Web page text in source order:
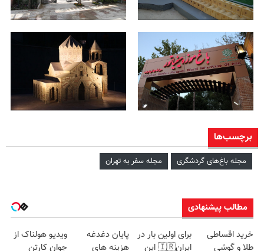
برچسب‌ها
مجله باغ‌های گردشگری مجله سفر به تهران
مطالب پیشنهادی
خرید اقساطی
طلا و گوشی
برای اولین بار در
ایران🇮🇷 این
پایان دغدغه
هزینه های
ویدیو هولناک از
جوان کارتن